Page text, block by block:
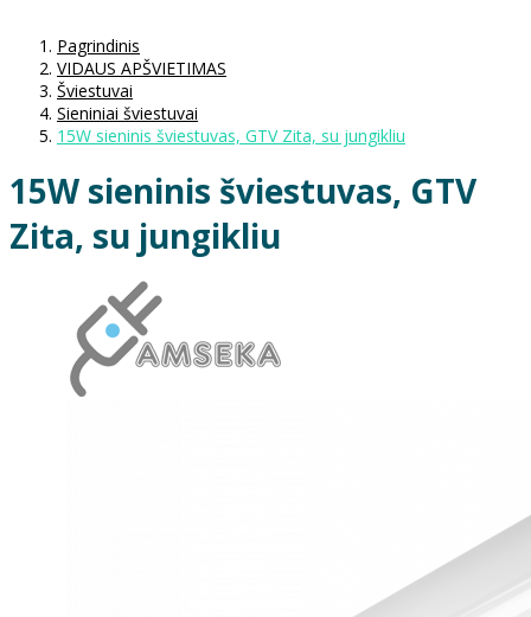
Pagrindinis
VIDAUS APŠVIETIMAS
Šviestuvai
Sieniniai šviestuvai
15W sieninis šviestuvas, GTV Zita, su jungikliu
15W sieninis šviestuvas, GTV
Zita, su jungikliu